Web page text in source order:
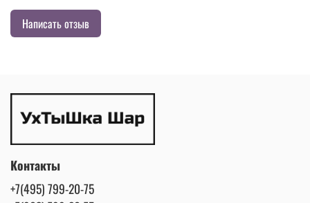
Написать отзыв
Контакты
+7(495) 799-20-75